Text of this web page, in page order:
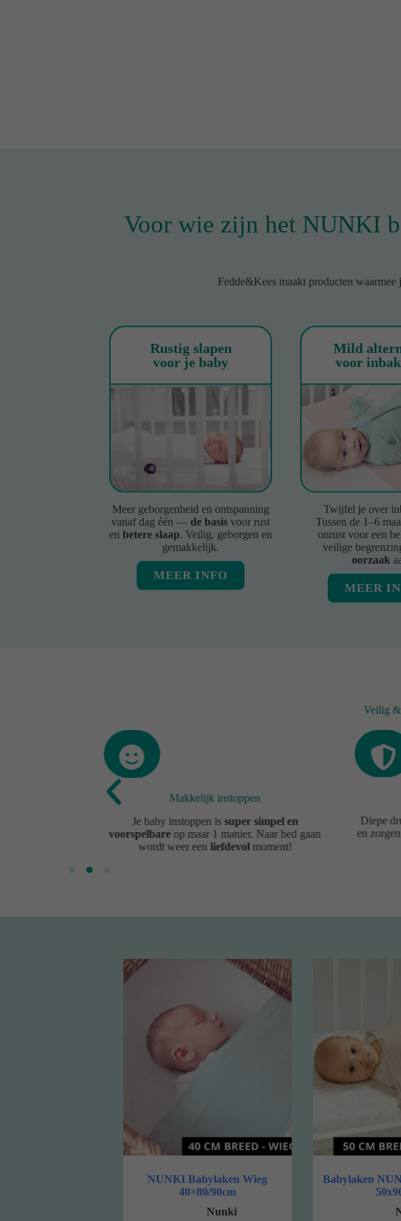
Voor wie zijn het NUNKI
Fedde&Kees maakt producten
Rustig slapen
voor je baby
Meer geborgenheid en ontspanning
vanaf dag één — de basis voor rust
en betere slaap. Veilig, geborgen en
gemakkelijk.
MEER INFO
Mild
voor
Twijfel je over
Tussen de 1–6
onrust voor een
veilige
oorzaak
MEER
Veilig &
Makkelijk instoppen
Je baby instoppen issuper simpel en
voorspelbare op maar 1 manier. Naar bed gaan
wordt weer een liefdevol moment!
Diepe
en
NUNKI Babylaken Wieg
40×80/90cm
Nunki
Babylaken